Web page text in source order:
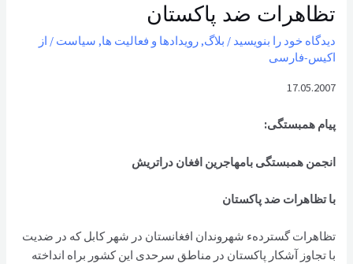
تظاهرات ضد پاکستان
دیدگاه‌ خود را بنویسید / بلاگ,رویدادها و فعالیت ها, سیاست / از
اکیس-فارسی
17.05.2007
پيام همبستگی:
انجمن همبستگی بامهاجرین افغان دراتریش
با تظاهرات ضد پاکستان
تظاهرات گستردهء شهروندان افغانستان در شهر کابل که در ضديت
با تجاوز آشکار پاکستان در مناطق سرحدی اين کشور براه انداخته